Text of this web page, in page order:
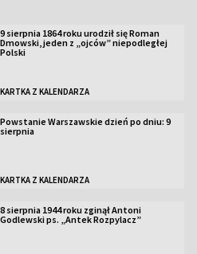
9 sierpnia 1864 roku urodził się Roman
Dmowski, jeden z „ojców” niepodległej
Polski
KARTKA Z KALENDARZA
Powstanie Warszawskie dzień po dniu: 9
sierpnia
KARTKA Z KALENDARZA
8 sierpnia 1944 roku zginął Antoni
Godlewski ps. „Antek Rozpylacz”